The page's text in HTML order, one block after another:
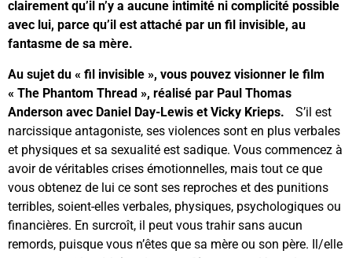
clairement qu’il n’y a aucune intimité ni complicité possible
avec lui, parce qu’il est attaché par un fil invisible, au
fantasme de sa mère.
Au sujet du « fil invisible », vous pouvez visionner le film
« The Phantom Thread », réalisé par Paul Thomas
Anderson avec Daniel Day-Lewis et Vicky Krieps. S’il est
narcissique antagoniste, ses violences sont en plus verbales
et physiques et sa sexualité est sadique. Vous commencez à
avoir de véritables crises émotionnelles, mais tout ce que
vous obtenez de lui ce sont ses reproches et des punitions
terribles, soient-elles verbales, physiques, psychologiques ou
financières. En surcroît, il peut vous trahir sans aucun
remords, puisque vous n’êtes que sa mère ou son père. Il/elle